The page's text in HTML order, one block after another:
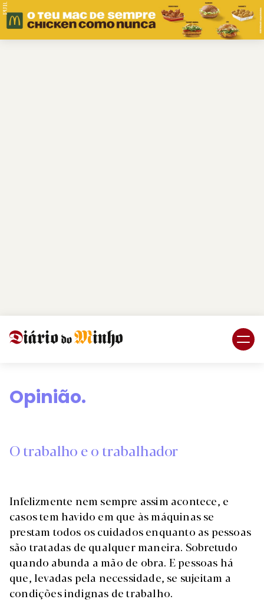
PUB.
Opinião.
O trabalho e o trabalhador
Infelizmente nem sempre assim acontece, e
casos tem havido em que às máquinas se
prestam todos os cuidados enquanto as pessoas
são tratadas de qualquer maneira. Sobretudo
quando abunda a mão de obra. E pessoas há
que, levadas pela necessidade, se sujeitam a
condições indignas de trabalho.